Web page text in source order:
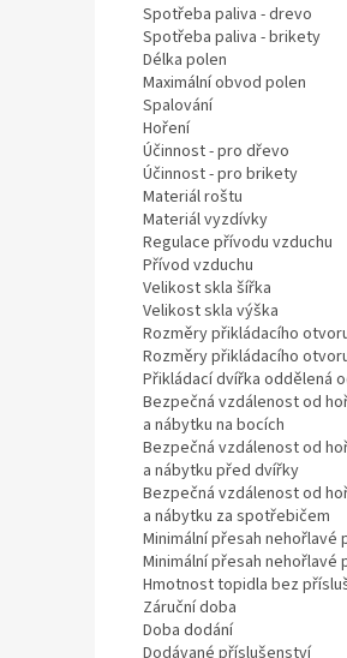
Spotřeba paliva - drevo
Spotřeba paliva - brikety
Délka polen
Maximální obvod polen
Spalování
Hoření
Účinnost - pro dřevo
Účinnost - pro brikety
Materiál roštu
Materiál vyzdívky
Regulace přívodu vzduchu
Přívod vzduchu
Velikost skla šířka
Velikost skla výška
Rozměry přikládacího
Rozměry přikládacího
Přikládací dvířka oddělená
Bezpečná vzdálenost od
a nábytku na bocích
Bezpečná vzdálenost od
a nábytku před dvířky
Bezpečná vzdálenost od
a nábytku za spotřebičem
Minimální přesah
Minimální přesah nehořlavé
Hmotnost topidla bez
Záruční doba
Doba dodání
Dodávané příslušenství